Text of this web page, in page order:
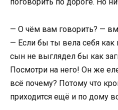
поговорить по дороге. Но
— О чём вам говорить? —
— Если бы ты вела себя
сын не выглядел бы как
Посмотри на него! Он же
всё почему? Потому что
приходится ещё и по дому